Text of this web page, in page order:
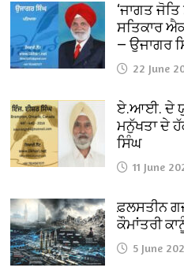
‘ਜਾਗਤ
ਸਤਿਕਾਰ
— ਉਜਾਗਰ
22 June
ਏ.ਆਈ. ਦੇ
ਮਨੁੱਖਤਾ ਦੇ
ਸਿੰਘ
11 June
ਫ਼ਲਸਤੀਨ
ਕੌਮਾਂਤਰੀ
5 June